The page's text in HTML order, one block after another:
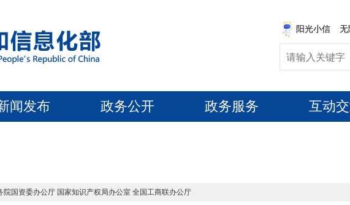
阳光小信 无
闻发布 政务公开 政务服务 互动
国资委办公厅 国家知识产权局办公室 全国工商联办公厅